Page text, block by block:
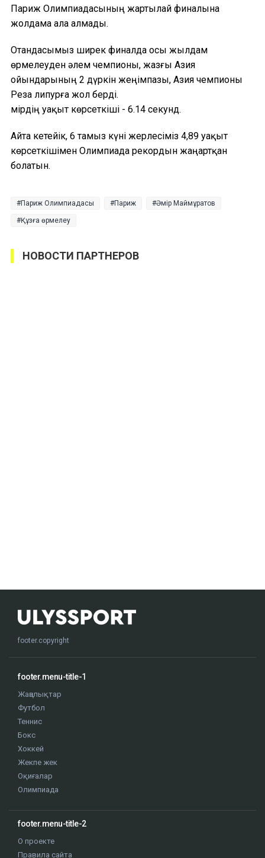
Париж Олимпиадасының жартылай финалына
жолдама ала алмады.
Отандасымыз ширек финалда осы жылдам
өрмелеуден әлем чемпионы, жазғы Азия
ойындарының 2 дүркін жеңімпазы, Азия чемпионы
Реза Әлипурға жол берді.
Әмірдің уақыт көрсеткіші - 6.14 секунд.
Айта кетейік, 6 тамыз күні жерлесіміз 4,89 уақыт
көрсеткішімен Олимпиада рекордын жаңартқан
болатын.
Париж Олимпиадасы Париж Әмір Маймұратов
Құзға өрмелеу
НОВОСТИ ПАРТНЕРОВ
footer.copyright
footer.menu-title-1
Жаңалықтар
Футбол
Теннис
Бокс
Хоккей
Жекпе жек
Оқиғалар
Олимпиада
footer.menu-title-2
О проекте
Правила сайта